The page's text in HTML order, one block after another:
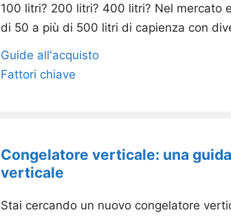
100 litri? 200 litri? 400 litri? Nel mercato
di 50 a più di 500 litri di capienza con
Guide all'acquisto
Fattori chiave
Congelatore verticale: una
verticale
Stai cercando un nuovo congelatore